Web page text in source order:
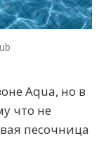
Aqua, но в
что не
песочница